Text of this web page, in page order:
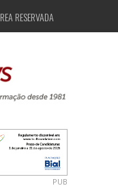
RESERVADA
PUB